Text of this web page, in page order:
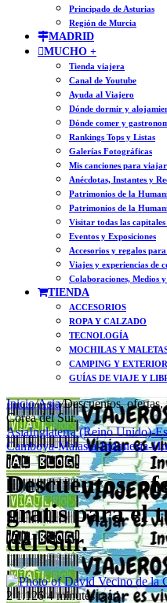
Principado de Asturias
Región de Murcia
MADRID
MUCHO +
Tienda viajera
Canal de Youtube
Ayuda al Viajero
Dónde dormir y
Dónde comer y
Rankings Tops y Listas
Galerías Fotográficas
Mis canciones para
Anécdotas, Instantes y
Patrimonios de la
Patrimonios de la
Visitar todas las capitales
Eventos y Exposiciones
Accesorios y regalos
Viajes y experiencias de
Colaboraciones, Medios
TIENDA
ACCESORIOS
ROPA Y CALZADO
TECNOLOGÍA
MOCHILAS Y
CAMPING Y EXTERIOR
GUÍAS DE VIAJE Y
Inicio/Asia/Descuentos,
Corea del Sur.
AsiaInglaterra (Reino Unido)-
Camboya-Malasia-Indonesia-
Descuentos,
gratis para el
del Sur.
21.1264 minutes read